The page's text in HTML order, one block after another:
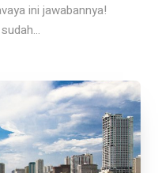
ini jawabannya!